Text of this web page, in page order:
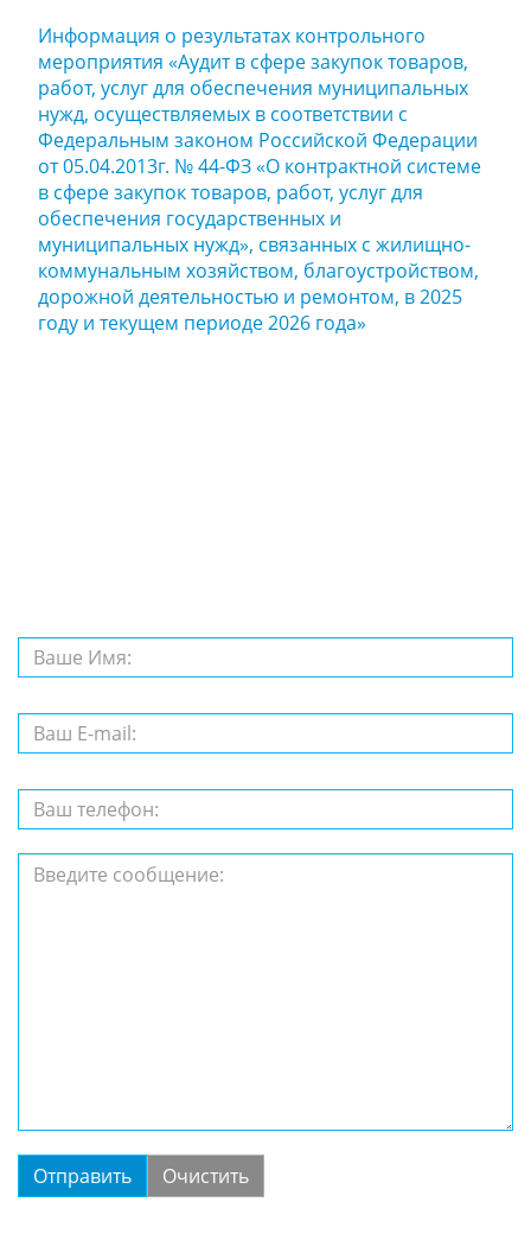
Информация о результатах контрольного
мероприятия «Аудит в сфере закупок товаров,
работ, услуг для обеспечения муниципальных
нужд, осуществляемых в соответствии с
Федеральным законом Российской Федерации
от 05.04.2013г. № 44-ФЗ «О контрактной системе
в сфере закупок товаров, работ, услуг для
обеспечения государственных и
муниципальных нужд», связанных с жилищно-
коммунальным хозяйством, благоустройством,
дорожной деятельностью и ремонтом, в 2025
году и текущем периоде 2026 года»